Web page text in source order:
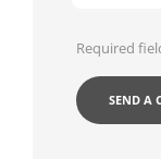
Required